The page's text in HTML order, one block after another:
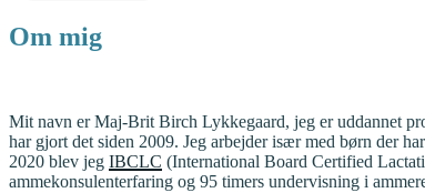
Om mig
Mit navn er Maj-Brit Birch Lykkegaard, jeg er uddannet
har gjort det siden 2009. Jeg arbejder især med børn der
2020 blev jeg IBCLC (International Board Certified
ammekonsulenterfaring og 95 timers undervisning i